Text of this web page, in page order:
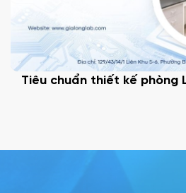
Tiêu chuẩn thiết kế phòng